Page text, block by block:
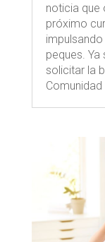
noticia que
próximo
peques.
solicitar la